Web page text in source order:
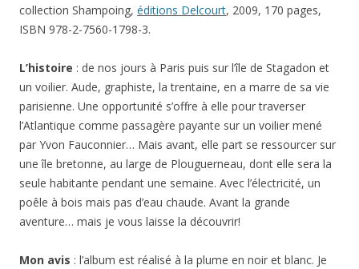
collection Shampoing, éditions Delcourt, 2009, 170 pages,
ISBN 978-2-7560-1798-3.
L’histoire : de nos jours à Paris puis sur l’île de Stagadon et
un voilier. Aude, graphiste, la trentaine, en a marre de sa vie
parisienne. Une opportunité s’offre à elle pour traverser
l’Atlantique comme passagère payante sur un voilier mené
par Yvon Fauconnier… Mais avant, elle part se ressourcer sur
une île bretonne, au large de Plouguerneau, dont elle sera la
seule habitante pendant une semaine. Avec l’électricité, un
poêle à bois mais pas d’eau chaude. Avant la grande
aventure… mais je vous laisse la découvrir!
Mon avis : l’album est réalisé à la plume en noir et blanc. Je